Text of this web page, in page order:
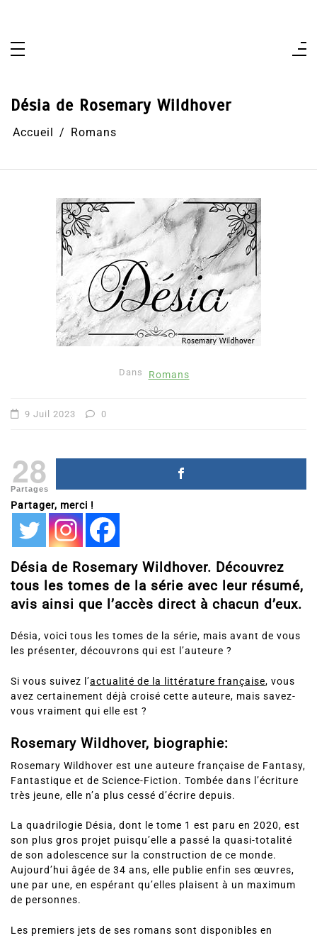
Désia de Rosemary Wildhover
Accueil Romans
Dans Romans
9 Juil 2023 0
28
Partages
Partager, merci !
Désia de Rosemary Wildhover. Découvrez
tous les tomes de la série avec leur résumé,
avis ainsi que l’accès direct à chacun d’eux.
Désia, voici tous les tomes de la série, mais avant de vous
les présenter, découvrons qui est l’auteure ?
Si vous suivez l’actualité de la littérature française, vous
avez certainement déjà croisé cette auteure, mais savez-
vous vraiment qui elle est ?
Rosemary Wildhover, biographie:
Rosemary Wildhover est une auteure française de Fantasy,
Fantastique et de Science-Fiction. Tombée dans l’écriture
très jeune, elle n’a plus cessé d’écrire depuis.
La quadrilogie Désia, dont le tome 1 est paru en 2020, est
son plus gros projet puisqu’elle a passé la quasi-totalité
de son adolescence sur la construction de ce monde.
Aujourd’hui âgée de 34 ans, elle publie enfin ses œuvres,
une par une, en espérant qu’elles plaisent à un maximum
de personnes.
Les premiers jets de ses romans sont disponibles en